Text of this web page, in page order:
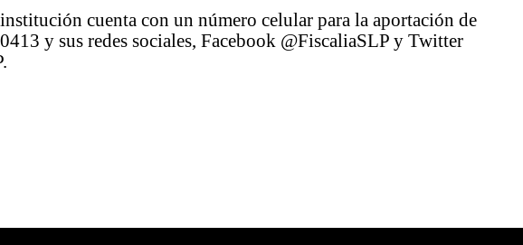
cuenta con un número celular para la aportación de
y sus redes sociales, Facebook @FiscaliaSLP y Twitter